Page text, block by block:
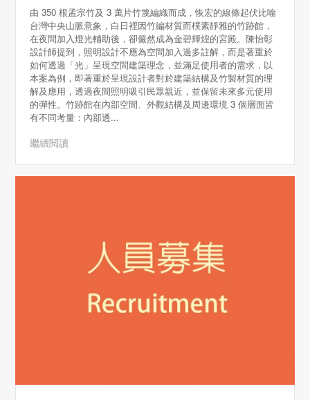
由 350 根孟宗竹及 3 萬片竹篾編織而成，恢宏的線條起伏比喻
台灣中央山脈意象，白日裡因竹編材質而樸素靜雅的竹跡館，
在夜間加入燈光輔助後，卻儼然成為金碧輝煌的宮殿。陳怡彰
設計師提到，照明設計不應為空間加入過多註解，而是著重於
如何透過「光」呈現空間建築理念，並滿足使用者的需求，以
本案為例，即著重於呈現設計者對於建築結構及竹製材質的理
解及應用，透過夜間照明吸引民眾親近，並保留未來多元使用
的彈性。竹跡館在內部空間、外觀結構及周邊環境 3 個層面皆
有不同考量：內部透...
繼續閱讀